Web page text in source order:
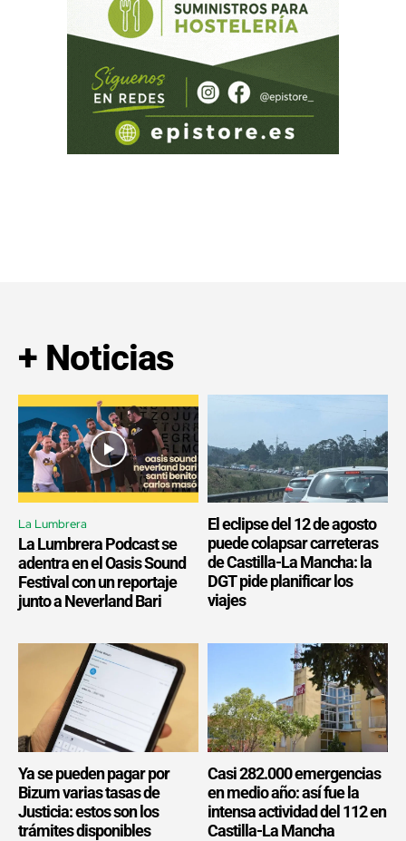
+ Noticias
La Lumbrera
La Lumbrera Podcast se
adentra en el Oasis Sound
Festival con un reportaje
junto a Neverland Bari
El eclipse del 12 de agosto
puede colapsar carreteras
de Castilla-La Mancha: la
DGT pide planificar los
viajes
Ya se pueden pagar por
Bizum varias tasas de
Justicia: estos son los
trámites disponibles
Casi 282.000 emergencias
en medio año: así fue la
intensa actividad del 112 en
Castilla-La Mancha